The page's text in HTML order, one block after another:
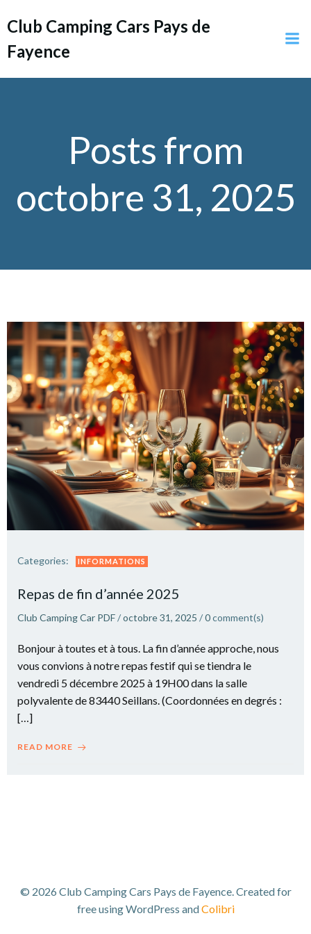
au
Club Camping Cars Pays de
Fayence
Posts from
octobre 31, 2025
Categories: INFORMATIONS
Repas de fin d’année 2025
Club Camping Car PDF/octobre 31, 2025 /0comment(s)
Bonjour à toutes et à tous. La fin d’année approche, nous
vous convions à notre repas festif qui se tiendra le
vendredi 5 décembre 2025 à 19H00 dans la salle
polyvalente de 83440 Seillans. (Coordonnées en degrés :
[…]
READ MORE
© 2026 Club Camping Cars Pays de Fayence. Created for
free using WordPress andColibri